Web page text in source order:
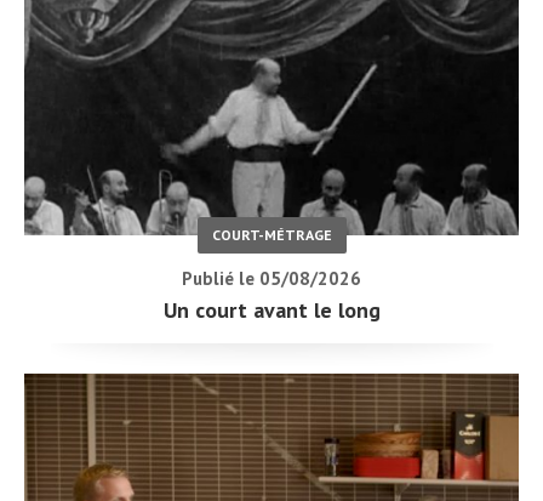
COURT-MÉTRAGE
Publié le 05/08/2026
Un court avant le long